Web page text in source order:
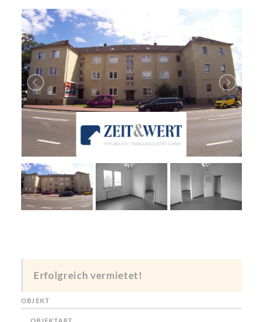
Erfolgreich vermietet!
OBJEKT
OBJEKTART